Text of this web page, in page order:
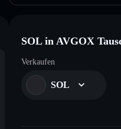
SOL in AVGOX
Verkaufen
SOL